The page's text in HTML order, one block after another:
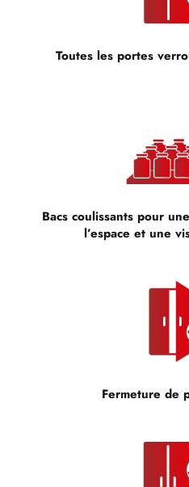
Toutes les portes
Bacs coulissants pour
l’espace et une
Fermeture de